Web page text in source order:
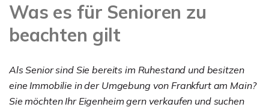
Was es für Senioren zu
beachten gilt
Als Senior sind Sie bereits im Ruhestand und besitzen
eine Immobilie in der Umgebung von Frankfurt am Main?
Sie möchten Ihr Eigenheim gern verkaufen und suchen